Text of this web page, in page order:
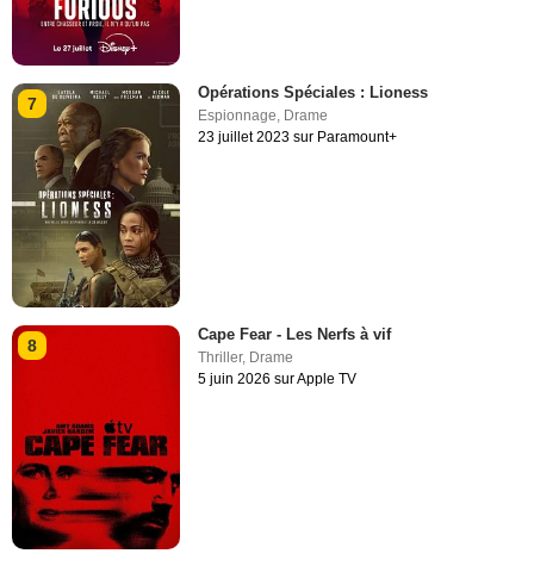
7
Opérations Spéciales : Lioness
Espionnage Drame
23 juillet 2023 sur Paramount+
8
Cape Fear - Les Nerfs à vif
Thriller, Drame
5 juin 2026 sur Apple TV